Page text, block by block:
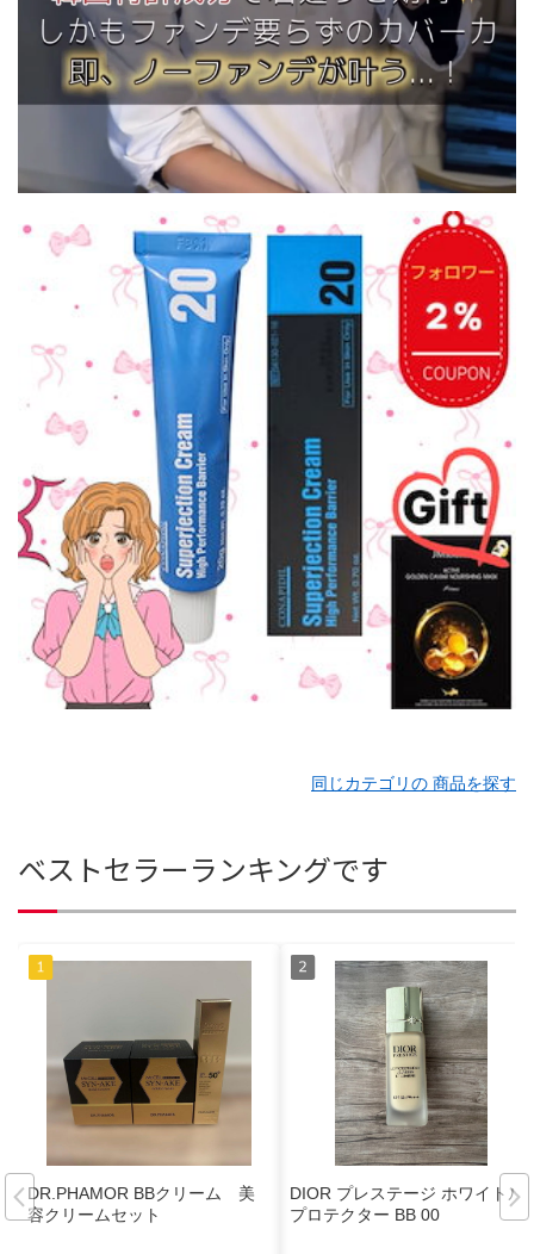
同じカテゴリの 商品を探す
ベストセラーランキングです
DR.PHAMOR BBクリーム 美
容クリームセット
DIOR プレステージ ホワイトル
プロテクター BB 00